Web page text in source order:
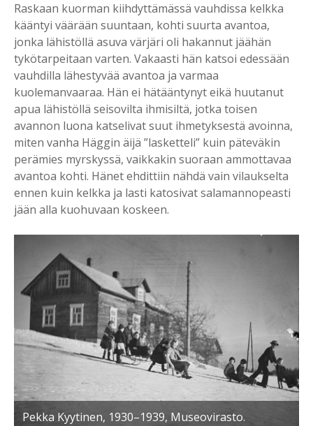
Raskaan kuorman kiihdyttämässä vauhdissa kelkka
kääntyi väärään suuntaan, kohti suurta avantoa,
jonka lähistöllä asuva värjäri oli hakannut jäähän
tykötarpeitaan varten. Vakaasti hän katsoi edessään
vauhdilla lähestyvää avantoa ja varmaa
kuolemanvaaraa. Hän ei hätääntynyt eikä huutanut
apua lähistöllä seisovilta ihmisiltä, jotka toisen
avannon luona katselivat suut ihmetyksestä avoinna,
miten vanha Häggin äijä ”lasketteli” kuin päteväkin
perämies myrskyssä, vaikkakin suoraan ammottavaa
avantoa kohti. Hänet ehdittiin nähdä vain vilaukselta
ennen kuin kelkka ja lasti katosivat salamannopeasti
jään alla kuohuvaan koskeen.
Pekka Kyytinen, 1930–1939, Museovirasto.